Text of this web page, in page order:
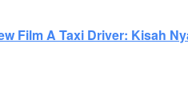
Film A Taxi Driver: Kisah